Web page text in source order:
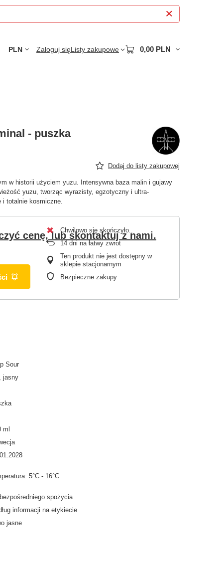
PLN Zaloguj sięListy zakupowe 0,00 PLN
- puszka
Dodaj do listy zakupowej
w historii użyciem yuzu. Intensywna baza malin i gujawy
yuzu, tworząc wyrazisty, egzotyczny i ultra-
i totalnie kosmiczne.
cenę, lub skontaktuj z nami.
Chwilowo się skończyło.
14 dni na łatwy zwrot
Ten produkt nie jest dostępny w
sklepie stacjonarnym
Bezpieczne zakupy
Sour
jasny
ml
5°C - 16°C
spożycia
informacji na etykiecie
jasne